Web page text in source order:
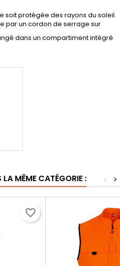
soit protégée des rayons du soleil.
par un cordon de serrage sur
dans un compartiment intégré
MÊME CATÉGORIE : >
<
favorite_border